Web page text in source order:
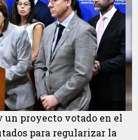
un proyecto votado en el
para regularizar la